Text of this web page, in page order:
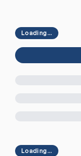
Loading...
Loading...